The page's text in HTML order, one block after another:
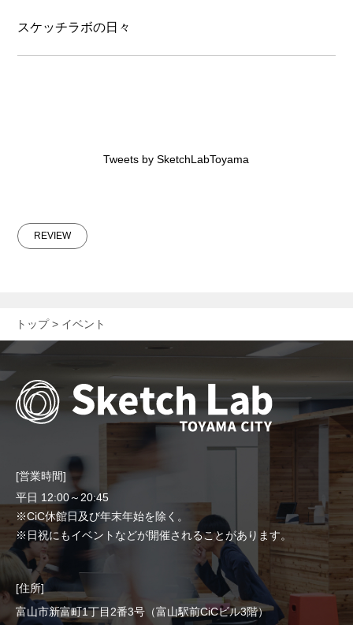
スケッチラボの日々
Tweets by SketchLabToyama
REVIEW
トップ イベント
[営業時間]
平日 12:00～20:45
※CiC休館日及び年末年始を除く。
※日祝にもイベントなどが開催されることがあります。
[住所]
富山市新富町1丁目2番3号（富山駅前CiCビル3階）